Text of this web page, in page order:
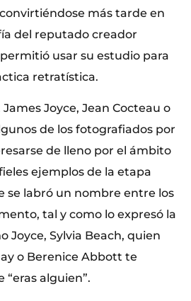
más tarde en
del reputado creador
usar su estudio para
retratística.
Joyce, Jean Cocteau o
de los fotografiados por
de lleno por el ámbito
ejemplos de la etapa
se labró un nombre entre los
tal y como lo expresó la
Joyce, Sylvia Beach, quien
o Berenice Abbott te
alguien”.